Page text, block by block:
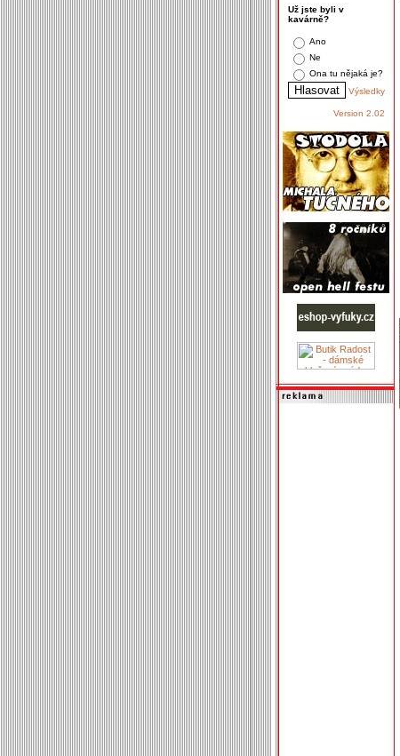
Už jste byli v
kavárně?
Ano
Ne
Ona tu nějaká je?
Výsledky
Version 2.02